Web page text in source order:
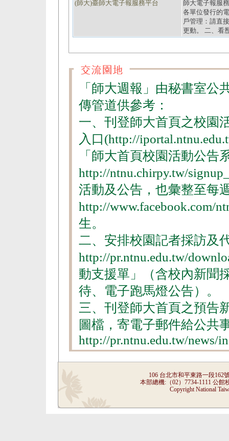
(師大)臺師大電子報服務平台
師大電子報服
各單位發行的
戶管理：請直
更動。 二、看
「師大週報」由秘書室
傳管道供參考：
一、刊登師大首頁之校園
入口(http://
「師大首頁校園活動公告
http://ntnu.chirpy.tw/
活動及公告，也彙整至每
http://www.facebook.com/
生。
二、安排校園記者採訪及
http://pr.ntnu.edu.tw/
動支援單」（含校內新聞
待、電子跑馬燈公告）。
三、刊登師大首頁之預告
圖檔，寄電子郵件給公共
http://pr.ntnu.edu.tw/news/
106 台北市和平東路一段162號
本部總機:（02）7734-1111 公
Copyright National